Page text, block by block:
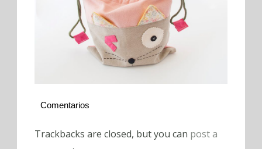
Comentarios
Trackbacks are closed, but you can post a